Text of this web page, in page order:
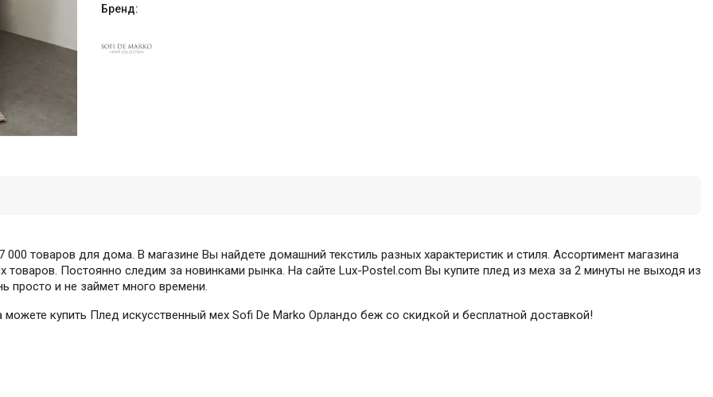
Бренд:
товаров для дома. В магазине Вы найдете домашний текстиль разных характеристик и стиля. Ассортимент магазина
Постоянно следим за новинками рынка. На сайте Lux-Postel.com Вы купите плед из меха за 2 минуты не выходя из
просто и не займет много времени.
купить Плед искусственный мех Sofi De Marko Орландо беж со скидкой и бесплатной доставкой!